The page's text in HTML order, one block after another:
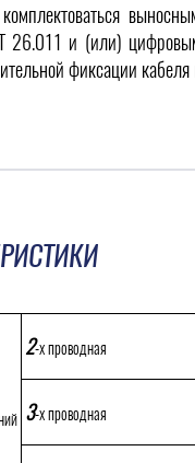
и (или)
фиксации
2-х проводная
3-х проводная